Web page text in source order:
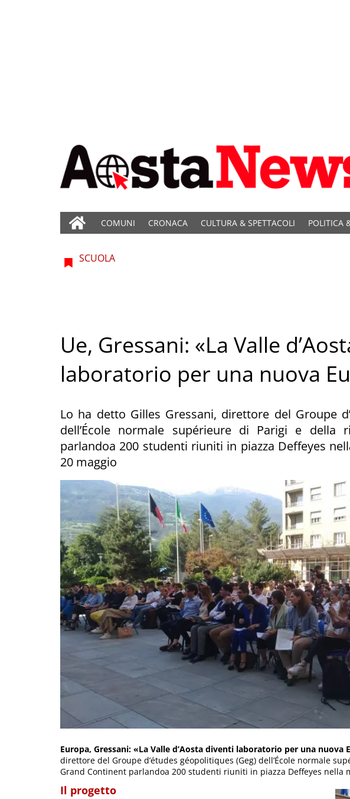
COMUNI CRONACA CULTURA & SPETTACOLI POLITICA
SCUOLA
Ue, Gressani: «La Valle
laboratorio per una nuova
Lo ha detto Gilles Gressani, direttore del Groupe
dell’École normale supérieure di Parigi e della
parlandoa 200 studenti riuniti in piazza Deffeyes
20 maggio
Europa, Gressani: «La Valle d’Aosta diventi laboratorio per una nuova
direttore del Groupe d’études géopolitiques (Geg) dell’École normale
Grand Continent parlandoa 200 studenti riuniti in piazza Deffeyes nella
Il progetto